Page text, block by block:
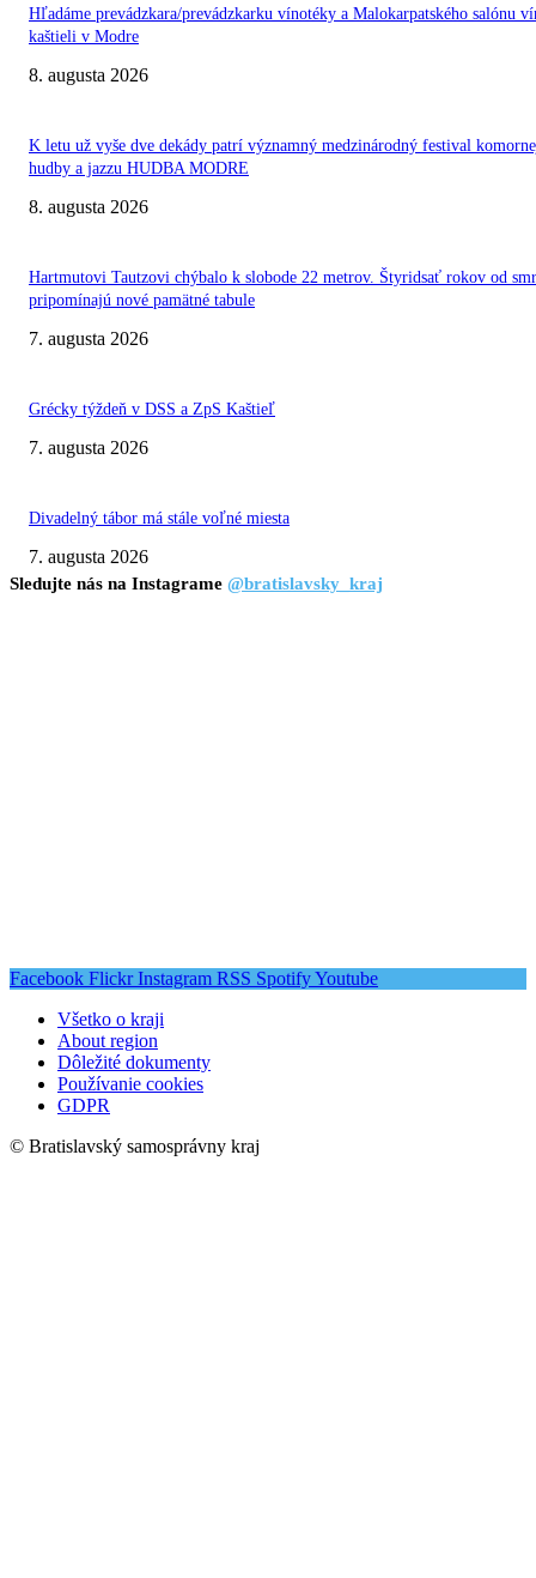
Hľadáme prevádzkara/prevádzkarku vínotéky a Malokarpatského salónu
kaštieli v Modre
8. augusta 2026
K letu už vyše dve dekády patrí významný medzinárodný festival
hudby a jazzu HUDBA MODRE
8. augusta 2026
Hartmutovi Tautzovi chýbalo k slobode 22 metrov. Štyridsať rokov od
pripomínajú nové pamätné tabule
7. augusta 2026
Grécky týždeň v DSS a ZpS Kaštieľ
7. augusta 2026
Divadelný tábor má stále voľné miesta
7. augusta 2026
Sledujte nás na Instagrame @bratislavsky_kraj
Facebook Flickr Instagram RSS SpotifyYoutube
Všetko o kraji
About region
Dôležité dokumenty
Používanie cookies
GDPR
© Bratislavský samosprávny kraj